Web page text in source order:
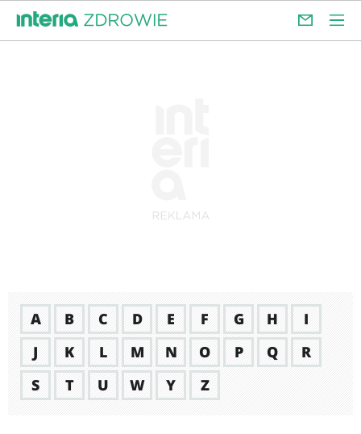
A B C D E F G H
I
J
K L M N O P Q
R
S
T U W Y Z